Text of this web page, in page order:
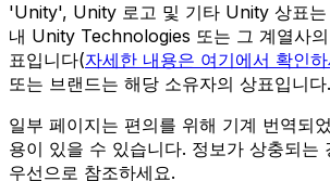
'Unity', Unity 로고 및 기타 Unity 상표는
내 Unity Technologies 또는 그 계열사
표입니다(자세한 내용은 여기에서 확인
또는 브랜드는 해당 소유자의 상표입니다.
일부 페이지는 편의를 위해 기계 번역되
용이 있을 수 있습니다. 정보가 상충되는
우선으로 참조하세요.